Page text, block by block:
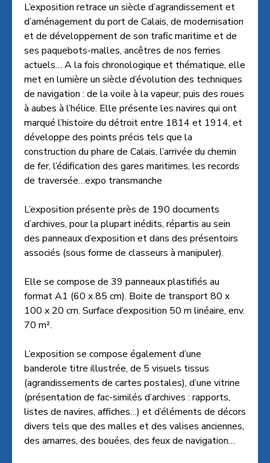
L’exposition retrace un siècle d’agrandissement et
d’aménagement du port de Calais, de modernisation
et de développement de son trafic maritime et de
ses paquebots-malles, ancêtres de nos ferries
actuels… A la fois chronologique et thématique, elle
met en lumière un siècle d’évolution des techniques
de navigation : de la voile à la vapeur, puis des roues
à aubes à l’hélice. Elle présente les navires qui ont
marqué l’histoire du détroit entre 1814 et 1914, et
développe des points précis tels que la
construction du phare de Calais, l’arrivée du chemin
de fer, l’édification des gares maritimes, les records
de traversée…expo transmanche
L’exposition présente près de 190 documents
d’archives, pour la plupart inédits, répartis au sein
des panneaux d’exposition et dans des présentoirs
associés (sous forme de classeurs à manipuler).
Elle se compose de 39 panneaux plastifiés au
format A1 (60 x 85 cm). Boite de transport 80 x
100 x 20 cm. Surface d’exposition 50 m linéaire, env.
70 m².
L’exposition se compose également d’une
banderole titre illustrée, de 5 visuels tissus
(agrandissements de cartes postales), d’une vitrine
(présentation de fac-similés d’archives : rapports,
listes de navires, affiches…) et d’éléments de décors
divers tels que des malles et des valises anciennes,
des amarres, des bouées, des feux de navigation…